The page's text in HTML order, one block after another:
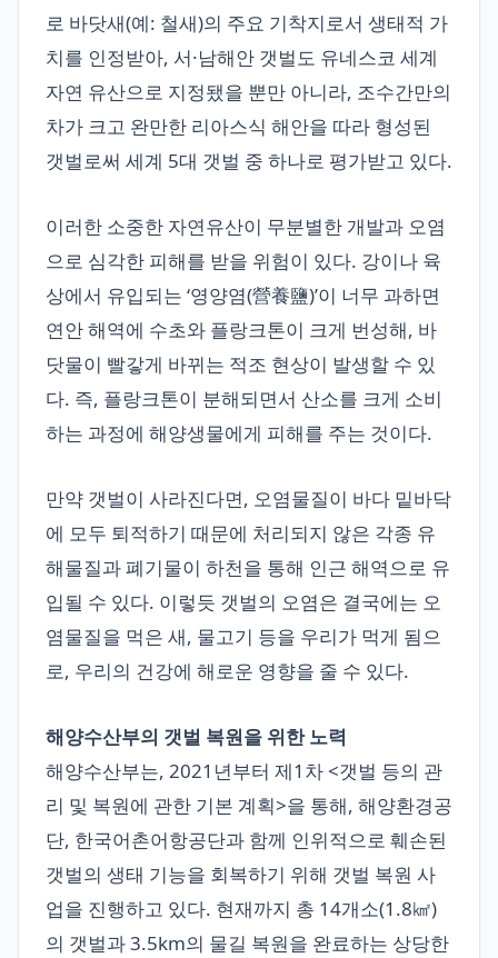
로 바닷새(예: 철새)의 주요 기착지로서 생태적 가
치를 인정받아, 서·남해안 갯벌도 유네스코 세계
자연 유산으로 지정됐을 뿐만 아니라, 조수간만의
차가 크고 완만한 리아스식 해안을 따라 형성된
갯벌로써 세계 5대 갯벌 중 하나로 평가받고 있다.
이러한 소중한 자연유산이 무분별한 개발과 오염
으로 심각한 피해를 받을 위험이 있다. 강이나 육
상에서 유입되는 ‘영양염(營養鹽)’이 너무 과하면
연안 해역에 수초와 플랑크톤이 크게 번성해, 바
닷물이 빨갛게 바뀌는 적조 현상이 발생할 수 있
다. 즉, 플랑크톤이 분해되면서 산소를 크게 소비
하는 과정에 해양생물에게 피해를 주는 것이다.
만약 갯벌이 사라진다면, 오염물질이 바다 밑바닥
에 모두 퇴적하기 때문에 처리되지 않은 각종 유
해물질과 폐기물이 하천을 통해 인근 해역으로 유
입될 수 있다. 이렇듯 갯벌의 오염은 결국에는 오
염물질을 먹은 새, 물고기 등을 우리가 먹게 됨으
로, 우리의 건강에 해로운 영향을 줄 수 있다.
해양수산부의 갯벌 복원을 위한 노력
해양수산부는, 2021년부터 제1차 <갯벌 등의 관
리 및 복원에 관한 기본 계획>을 통해, 해양환경공
단, 한국어촌어항공단과 함께 인위적으로 훼손된
갯벌의 생태 기능을 회복하기 위해 갯벌 복원 사
업을 진행하고 있다. 현재까지 총 14개소(1.8㎢)
의 갯벌과 3.5km의 물길 복원을 완료하는 상당한